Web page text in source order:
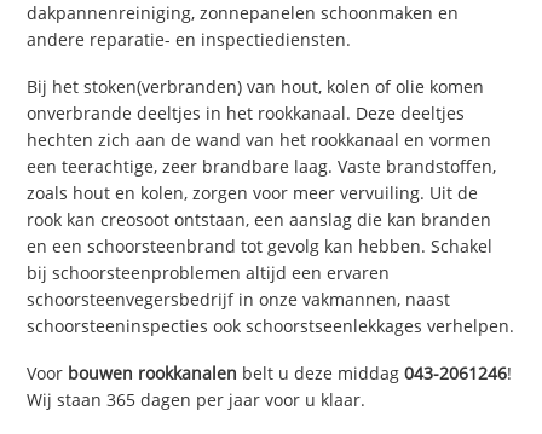
dakpannenreiniging, zonnepanelen schoonmaken en
andere reparatie- en inspectiediensten.
Bij het stoken(verbranden) van hout, kolen of olie komen
onverbrande deeltjes in het rookkanaal. Deze deeltjes
hechten zich aan de wand van het rookkanaal en vormen
een teerachtige, zeer brandbare laag. Vaste brandstoffen,
zoals hout en kolen, zorgen voor meer vervuiling. Uit de
rook kan creosoot ontstaan, een aanslag die kan branden
en een schoorsteenbrand tot gevolg kan hebben. Schakel
bij schoorsteenproblemen altijd een ervaren
schoorsteenvegersbedrijf in onze vakmannen, naast
schoorsteeninspecties ook schoorstseenlekkages verhelpen.
Voor bouwen rookkanalen belt u deze middag043-2061246!
Wij staan 365 dagen per jaar voor u klaar.